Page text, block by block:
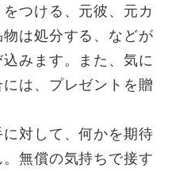
つける、元彼、元カ
は処分する、などが
みます。また、気に
は、プレゼントを贈
対して、何かを期待
無償の気持ちで接す